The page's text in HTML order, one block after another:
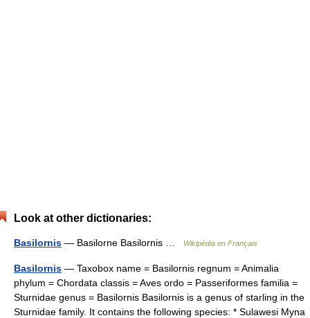
Look at other dictionaries:
Basilornis — Basilorne Basilornis … Wikipédia en Français
Basilornis — Taxobox name = Basilornis regnum = Animalia
phylum = Chordata classis = Aves ordo = Passeriformes familia =
Sturnidae genus = Basilornis Basilornis is a genus of starling in the
Sturnidae family. It contains the following species: * Sulawesi Myna